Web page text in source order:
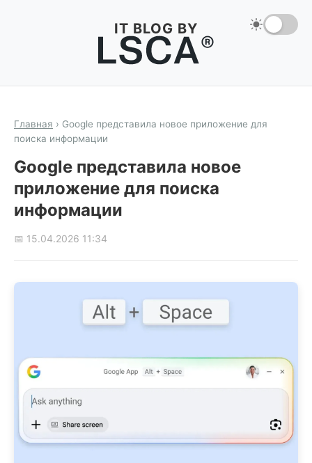
IT BLOG BY
Главная › Google представила новое приложение для
поиска информации
Google представила новое
приложение для поиска
информации
📅 15.04.2026 11:34